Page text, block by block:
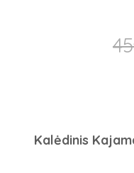
45
Kalėdinis